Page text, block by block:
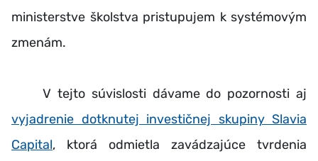
ministerstve školstva pristupujem k systémovým
zmenám.
V tejto súvislosti dávame do pozornosti aj
vyjadrenie dotknutej investičnej skupiny Slavia
Capital, ktorá odmietla zavádzajúce tvrdenia